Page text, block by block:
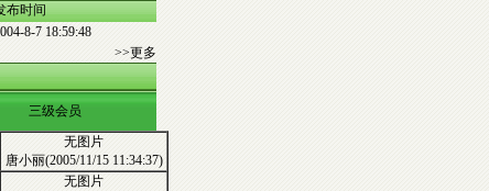
布时间
8-7 18:59:48
>>更多
三级会员
无图片
唐小丽(2005/11/15 11:34:37)
无图片